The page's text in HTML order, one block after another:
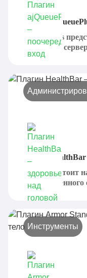
Плагин
ajQueuePlus
плагин для
Плагин
HealthBar стоит
для
Инструменты